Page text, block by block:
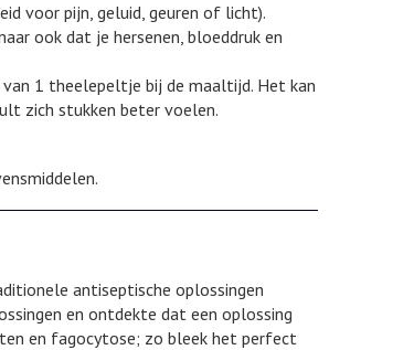
voor pijn, geluid, geuren of licht).
ook dat je hersenen, bloeddruk en
1 theelepeltje bij de maaltijd. Het kan
zich stukken beter voelen.
antiseptische oplossingen
en ontdekte dat een oplossing
en fagocytose; zo bleek het perfect